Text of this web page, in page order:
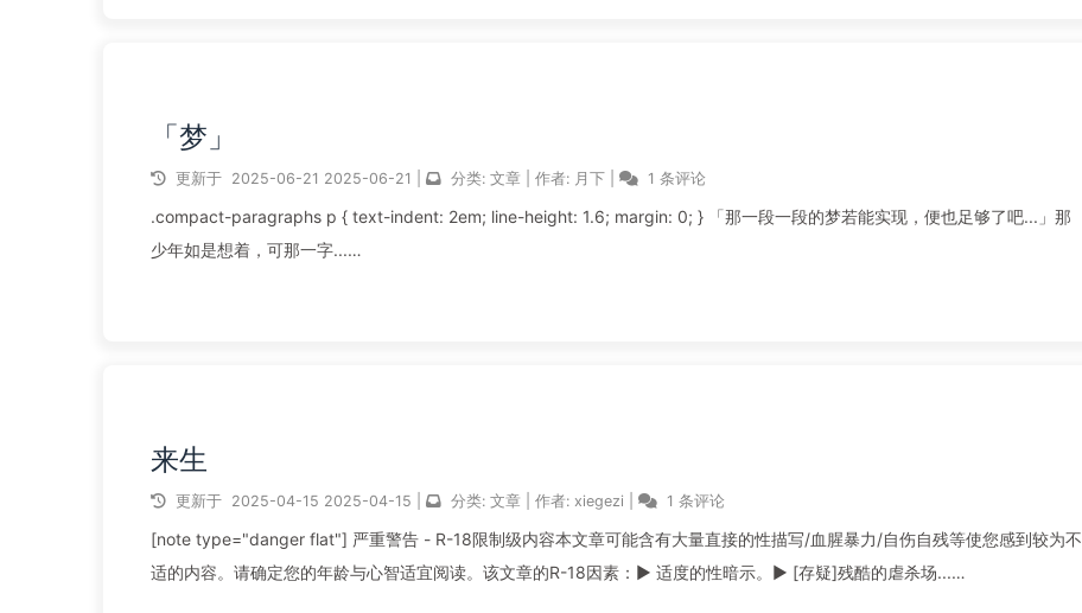
「梦」
更新于 2025-06-21 2025-06-21 分类: 文章 作者: 月下 1 条评论
.compact-paragraphs p { text-indent: 2em; line-height: 1.6; margin: 0; } 「那一段一段的梦若能实现，便也足够了吧...」那
少年如是想着，可那一字...
来生
更新于 2025-04-15 2025-04-15 分类: 文章 作者: xiegezi 1 条评论
[note type="danger flat"] 严重警告 - R-18限制级内容本文章可能含有大量直接的性描写/血腥暴力/自伤自残等使您感到较为不
适的内容。请确定您的年龄与心智适宜阅读。该文章的R-18因素：▶ 适度的性暗示。▶ [存疑]残酷的虐杀场...